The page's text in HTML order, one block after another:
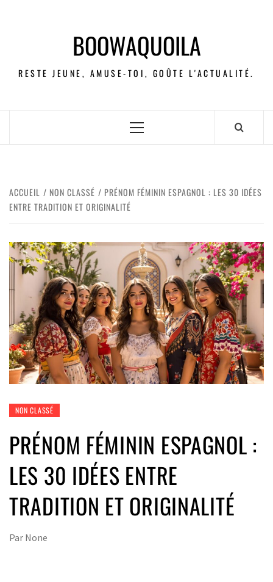
BOOWAQUOILA
RESTE JEUNE, AMUSE-TOI, GOÛTE L'ACTUALITÉ.
ACCUEIL NON CLASSÉ
PRÉNOM FÉMININ ESPAGNOL : LES 30 IDÉES
ENTRE TRADITION ET ORIGINALITÉ
NON CLASSÉ
PRÉNOM FÉMININ ESPAGNOL :
LES 30 IDÉES ENTRE
TRADITION ET ORIGINALITÉ
Par None